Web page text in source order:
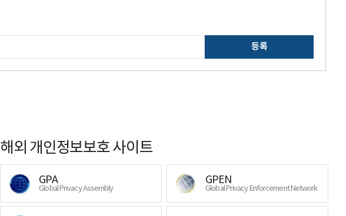
등록
해외 개인정보보호 사이트
GPA
Global Privacy Assembly
GPEN
Global Privacy Enforcement Network